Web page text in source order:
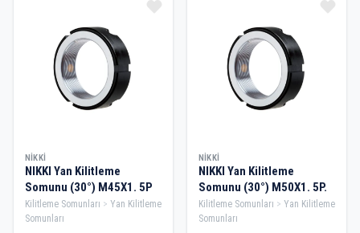
NIKKI
NIKKI Yan Kilitleme
Somunu (30°) M45X1. 5P
Kilitleme Somunları
Yan Kilitleme
Somunları
NIKKI
NIKKI Yan Kilitleme
Somunu (30°) M50X1. 5P.
Kilitleme Somunları
Yan Kilitleme
Somunları